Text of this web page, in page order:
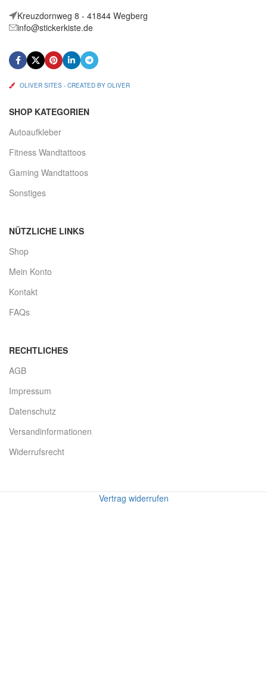
Kreuzdornweg 8 - 41844 Wegberg
info@stickerkiste.de
OLIVER SITES - CREATED BY OLIVER
SHOP KATEGORIEN
Autoaufkleber
Fitness Wandtattoos
Gaming Wandtattoos
Sonstiges
NÜTZLICHE LINKS
Shop
Mein Konto
Kontakt
FAQs
RECHTLICHES
AGB
Impressum
Datenschutz
Versandinformationen
Widerrufsrecht
Vertrag widerrufen